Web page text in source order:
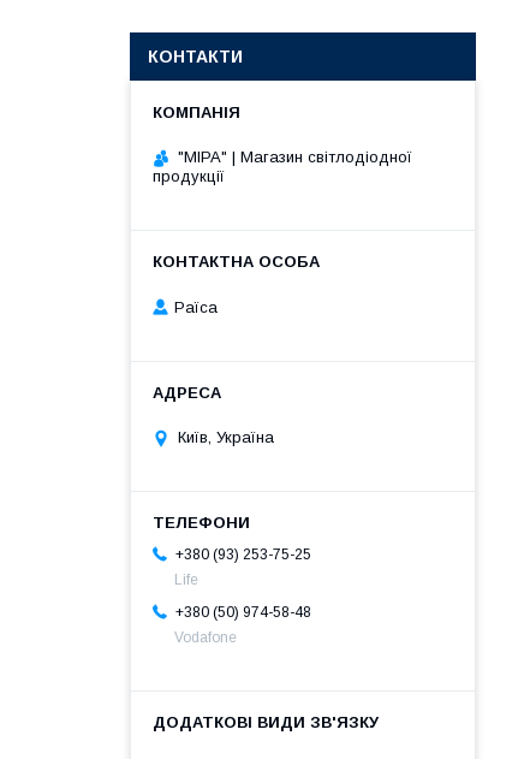
КОНТАКТИ
"МІРА" | Магазин світлодіодної
продукції
Раїса
Київ, Україна
+380 (93) 253-75-25
Life
+380 (50) 974-58-48
Vodafone